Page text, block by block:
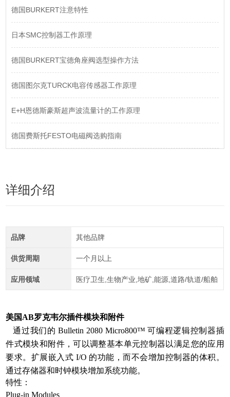
德国BURKERT注意特性
日本SMC控制器工作原理
德国BURKERT宝德角座阀选型操作方法
德国图尔克TURCK电容传感器工作原理
E+H恩德斯豪斯超声波流量计的工作原理
德国费斯托FESTO电磁阀选购指南
详细介绍
品牌 其他品牌
供货周期 一个月以上
应用领域 医疗卫生,生物产业,地矿,能源,道路/轨道/船舶
美国AB罗克韦尔插件模块和附件
通过我们的 Bulletin 2080 Micro800™ 可编程逻辑控制器插
件式模块和附件，可以调整基本单元控制器以满足您的应用
要求。扩展嵌入式 I/O 的功能，而不会增加控制器的体积。
通过存储器和时钟模块增加系统功能。
特性：
Plug-in Modules